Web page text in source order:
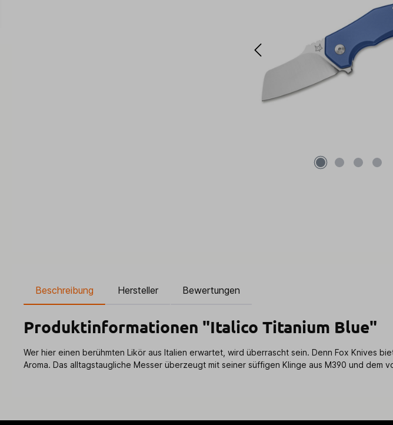
Beschreibung Hersteller Bewertungen
Produktinformationen "Italico Titanium Blue"
Wer hier einen berühmten Likör aus Italien erwartet, wird überrascht sein. Denn Fox Knives
Aroma. Das alltagstaugliche Messer überzeugt mit seiner süffigen Klinge aus M390 und